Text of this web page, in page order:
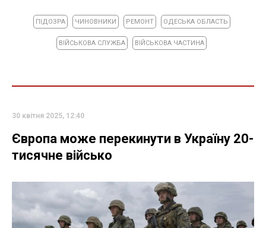
ПІДОЗРА ЧИНОВНИКИ РЕМОНТ ОДЕСЬКА ОБЛАСТЬ
ВІЙСЬКОВА СЛУЖБА ВІЙСЬКОВА ЧАСТИНА
30 квітня 2025, 12:40
Європа може перекинути в Україну 20-
тисячне військо